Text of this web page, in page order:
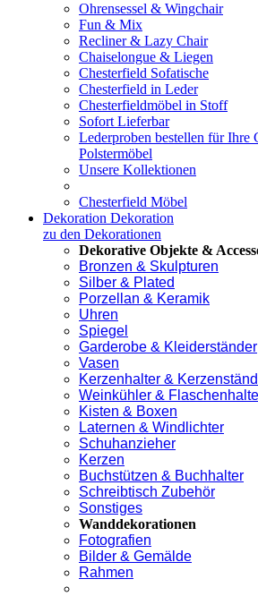
Ohrensessel & Wingchair
Fun & Mix
Recliner & Lazy Chair
Chaiselongue & Liegen
Chesterfield Sofatische
Chesterfield in Leder
Chesterfieldmöbel in Stoff
Sofort Lieferbar
Lederproben bestellen für Ihre
Polstermöbel
Unsere Kollektionen
Chesterfield Möbel
Dekoration Dekoration
zu den Dekorationen
Dekorative Objekte &
Bronzen & Skulpturen
Silber & Plated
Porzellan & Keramik
Uhren
Spiegel
Garderobe & Kleiderständer
Vasen
Kerzenhalter &
Weinkühler &
Kisten & Boxen
Laternen & Windlichter
Schuhanzieher
Kerzen
Buchstützen & Buchhalter
Schreibtisch Zubehör
Sonstiges
Wanddekorationen
Fotografien
Bilder & Gemälde
Rahmen